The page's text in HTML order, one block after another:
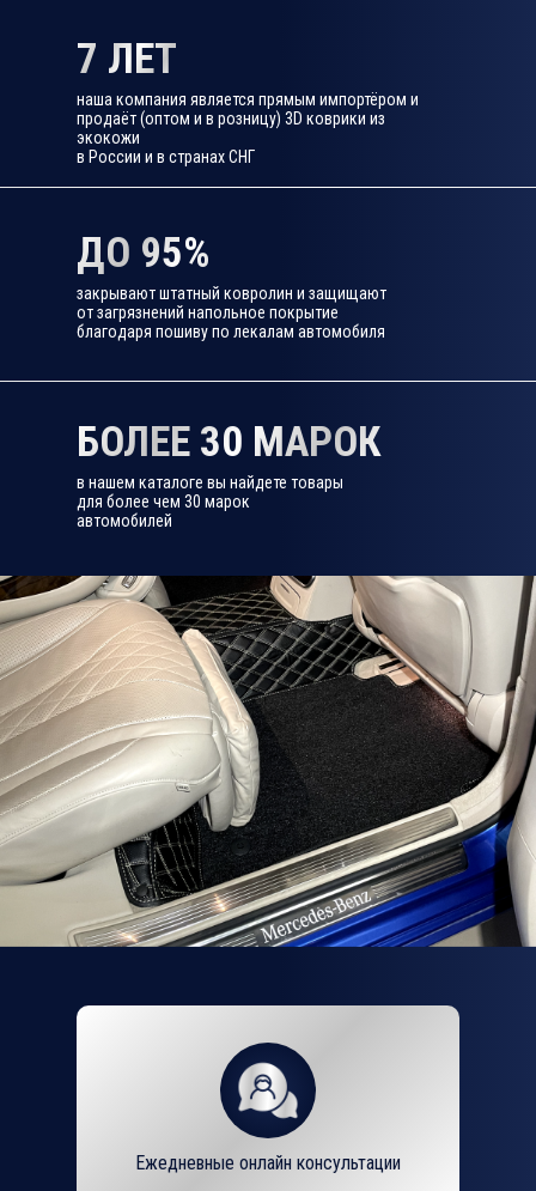
7 ЛЕТ
наша компания является прямым импортёром и
продаёт (оптом и в розницу) 3D коврики из
экокожи
в России и в странах СНГ
ДО 95%
закрывают штатный ковролин и защищают
от загрязнений напольное покрытие
благодаря пошиву по лекалам автомобиля
БОЛЕЕ 30 МАРОК
в нашем каталоге вы найдете товары
для более чем 30 марок
автомобилей
Ежедневные онлайн консультации